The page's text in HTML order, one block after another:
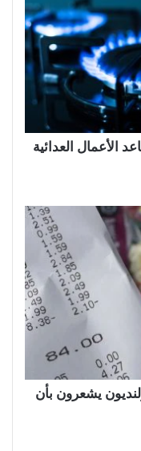
الأعمال العدائية
عند 3%.. الهولنديون يشعرون بأن